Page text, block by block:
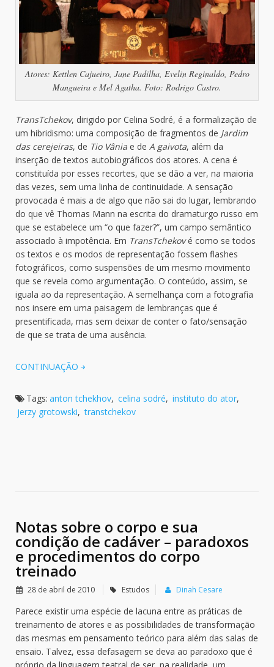
Atores: Kettlen Cajueiro, Jane Padilha, Evelin Reginaldo, Pedro
Mangueira e Mel Agatha. Foto: Rodrigo Castro.
TransTchekov, dirigido por Celina Sodré, é a formalização de
um hibridismo: uma composição de fragmentos de Jardim
das cerejeiras, de Tio Vânia e de A gaivota, além da
inserção de textos autobiográficos dos atores. A cena é
constituída por esses recortes, que se dão a ver, na maioria
das vezes, sem uma linha de continuidade. A sensação
provocada é mais a de algo que não sai do lugar, lembrando
do que vê Thomas Mann na escrita do dramaturgo russo em
que se estabelece um “o que fazer?”, um campo semântico
associado à impotência. Em TransTchekové como se todos
os textos e os modos de representação fossem flashes
fotográficos, como suspensões de um mesmo movimento
que se revela como argumentação. O conteúdo, assim, se
iguala ao da representação. A semelhança com a fotografia
nos insere em uma paisagem de lembranças que é
presentificada, mas sem deixar de conter o fato/sensação
de que se trata de uma ausência.
CONTINUAÇÃO
Tags: anton tchekhov, celina sodré, instituto do ator,
jerzy grotowski, transtchekov
Notas sobre o corpo e sua
condição de cadáver – paradoxos
e procedimentos do corpo
treinado
28 de abril de 2010 Estudos Dinah Cesare
Parece existir uma espécie de lacuna entre as práticas de
treinamento de atores e as possibilidades de transformação
das mesmas em pensamento teórico para além das salas de
ensaio. Talvez, essa defasagem se deva ao paradoxo que é